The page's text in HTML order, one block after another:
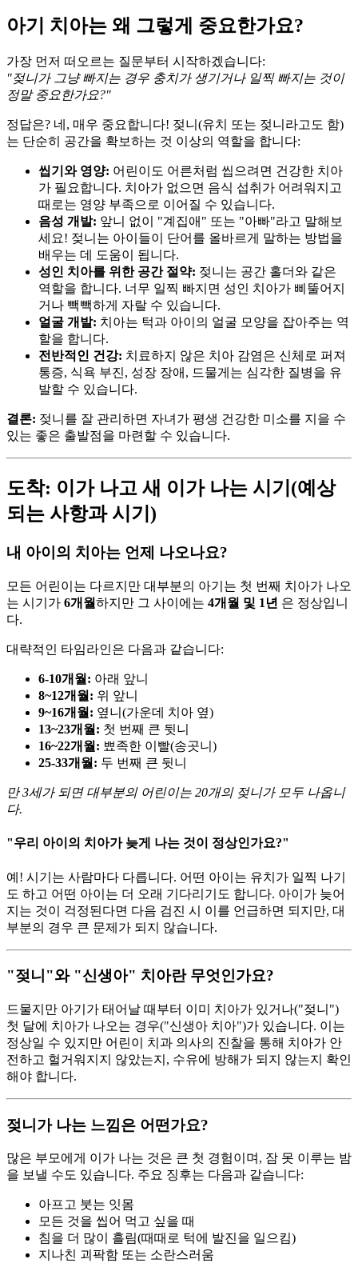
아기 치아는 왜 그렇게 중요한가요?
가장 먼저 떠오르는 질문부터 시작하겠습니다:
"젖니가 그냥 빠지는 경우 충치가 생기거나 일찍 빠지는 것이
정말 중요한가요?"
정답은? 네, 매우 중요합니다! 젖니(유치 또는 젖니라고도 함)
는 단순히 공간을 확보하는 것 이상의 역할을 합니다:
씹기와 영양: 어린이도 어른처럼 씹으려면 건강한 치아
가 필요합니다. 치아가 없으면 음식 섭취가 어려워지고
때로는 영양 부족으로 이어질 수 있습니다.
음성 개발: 앞니 없이 "계집애" 또는 "아빠"라고 말해보
세요! 젖니는 아이들이 단어를 올바르게 말하는 방법을
배우는 데 도움이 됩니다.
성인 치아를 위한 공간 절약: 젖니는 공간 홀더와 같은
역할을 합니다. 너무 일찍 빠지면 성인 치아가 삐뚤어지
거나 빽빽하게 자랄 수 있습니다.
얼굴 개발: 치아는 턱과 아이의 얼굴 모양을 잡아주는 역
할을 합니다.
전반적인 건강: 치료하지 않은 치아 감염은 신체로 퍼져
통증, 식욕 부진, 성장 장애, 드물게는 심각한 질병을 유
발할 수 있습니다.
결론: 젖니를 잘 관리하면 자녀가 평생 건강한 미소를 지을 수
있는 좋은 출발점을 마련할 수 있습니다.
도착: 이가 나고 새 이가 나는 시기(예상
되는 사항과 시기)
내 아이의 치아는 언제 나오나요?
모든 어린이는 다르지만 대부분의 아기는 첫 번째 치아가 나오
는 시기가 6개월하지만 그 사이에는 4개월 및 1년 은 정상입니
다.
대략적인 타임라인은 다음과 같습니다:
6-10개월: 아래 앞니
8~12개월: 위 앞니
9~16개월: 옆니(가운데 치아 옆)
13~23개월: 첫 번째 큰 뒷니
16~22개월: 뾰족한 이빨(송곳니)
25-33개월: 두 번째 큰 뒷니
만 3세가 되면 대부분의 어린이는 20개의 젖니가 모두 나옵니
다.
"우리 아이의 치아가 늦게 나는 것이 정상인가요?"
예! 시기는 사람마다 다릅니다. 어떤 아이는 유치가 일찍 나기
도 하고 어떤 아이는 더 오래 기다리기도 합니다. 아이가 늦어
지는 것이 걱정된다면 다음 검진 시 이를 언급하면 되지만, 대
부분의 경우 큰 문제가 되지 않습니다.
"젖니"와 "신생아" 치아란 무엇인가요?
드물지만 아기가 태어날 때부터 이미 치아가 있거나("젖니")
첫 달에 치아가 나오는 경우("신생아 치아")가 있습니다. 이는
정상일 수 있지만 어린이 치과 의사의 진찰을 통해 치아가 안
전하고 헐거워지지 않았는지, 수유에 방해가 되지 않는지 확인
해야 합니다.
젖니가 나는 느낌은 어떤가요?
많은 부모에게 이가 나는 것은 큰 첫 경험이며, 잠 못 이루는 밤
을 보낼 수도 있습니다. 주요 징후는 다음과 같습니다:
아프고 붓는 잇몸
모든 것을 씹어 먹고 싶을 때
침을 더 많이 흘림(때때로 턱에 발진을 일으킴)
지나친 괴팍함 또는 소란스러움